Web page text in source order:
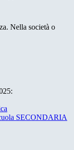
Nella società o
SECONDARIA